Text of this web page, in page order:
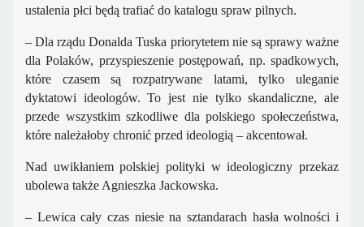
ustalenia płci będą trafiać do katalogu spraw pilnych.
– Dla rządu Donalda Tuska priorytetem nie są sprawy ważne
dla Polaków, przyspieszenie postępowań, np. spadkowych,
które czasem są rozpatrywane latami, tylko uleganie
dyktatowi ideologów. To jest nie tylko skandaliczne, ale
przede wszystkim szkodliwe dla polskiego społeczeństwa,
które należałoby chronić przed ideologią – akcentował.
Nad uwikłaniem polskiej polityki w ideologiczny przekaz
ubolewa także Agnieszka Jackowska.
– Lewica cały czas niesie na sztandarach hasła wolności i